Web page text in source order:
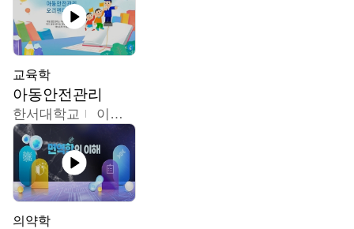
교육학
아동안전관리
한서대학교 이태연
의약학